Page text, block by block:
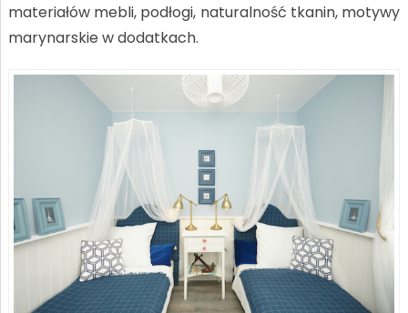
materiałów mebli, podłogi, naturalność tkanin, motywy
marynarskie w dodatkach.